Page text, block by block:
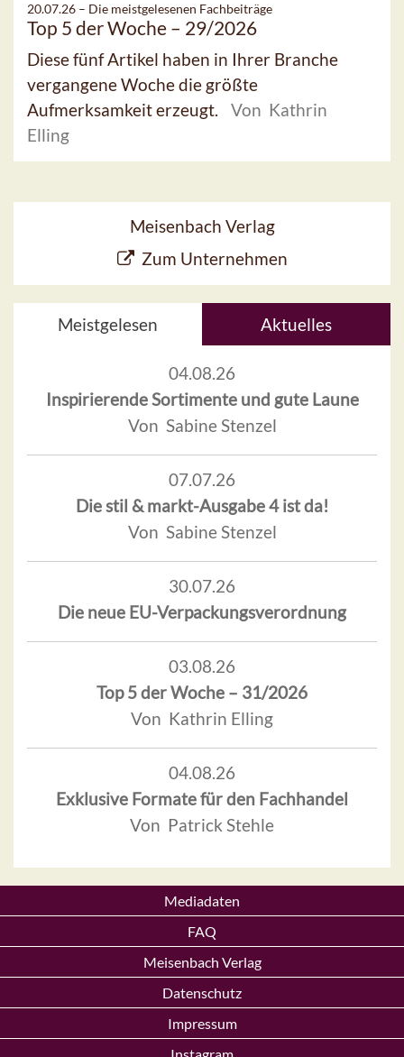
20.07.26 – Die meistgelesenen Fachbeiträge
Top 5 der Woche – 29/2026
Diese fünf Artikel haben in Ihrer Branche
vergangene Woche die größte
Aufmerksamkeit erzeugt.
Von Kathrin
Elling
Meisenbach Verlag
Zum Unternehmen
Meistgelesen Aktuelles
04.08.26
Inspirierende Sortimente und gute Laune
Von Sabine Stenzel
07.07.26
Die stil & markt-Ausgabe 4 ist da!
Von Sabine Stenzel
30.07.26
Die neue EU-Verpackungsverordnung
03.08.26
Top 5 der Woche – 31/2026
Von Kathrin Elling
04.08.26
Exklusive Formate für den Fachhandel
Von Patrick Stehle
Mediadaten
FAQ
Meisenbach Verlag
Datenschutz
Impressum